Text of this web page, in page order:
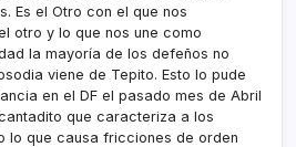
Es el Otro con el que nos
otro y lo que nos une como
la mayoría de los defeños no
viene de Tepito. Esto lo pude
en el DF el pasado mes de Abril
que caracteriza a los
lo que causa fricciones de orden